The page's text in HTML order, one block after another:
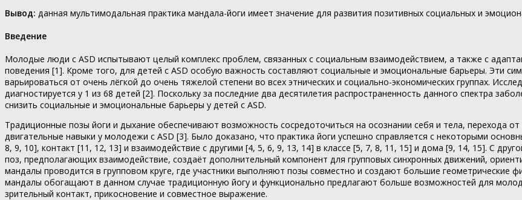
Вывод: данная мультимодальная практика мандала-йоги имеет значение для развития позитивных социальных и
Введение
Молодые люди с ASD испытывают целый комплекс проблем, связанных с социальным взаимодействием, а также с
поведения [1]. Кроме того, для детей с ASD особую важность составляют социальные и эмоциональные барьеры. Эти
варьироваться от очень лёгкой до очень тяжелой степени во всех этнических и социально-экономических группах.
диагностируется у 1 из 68 детей [2]. Поскольку за последние два десятилетия распространенность данного спектра
снизить социальные и эмоциональные барьеры у детей с ASD.
Традиционные позы йоги и дыхание обеспечивают возможность сосредоточиться на осознании себя и тела, перехода
двигательные навыки у молодежи с ASD [3]. Было доказано, что практика йоги успешно справляется с некоторыми
8, 9, 10], контакт [11, 12, 13] и взаимодействие с другими [4, 5, 6, 9, 13, 14] в классе [5, 7, 8, 11, 15] и дома [9, 14, 15]. С
поз, предполагающих взаимодействие, создаёт дополнительный компонент для групповых синхронных движений,
мандалы проводится в групповом круге, где участники выполняют позы совместно и создают большие геометрические
мандалы обогащают в данном случае традиционную йогу и функционально предлагают больше возможностей для
зрительный контакт, прикосновение и совместное выражение.